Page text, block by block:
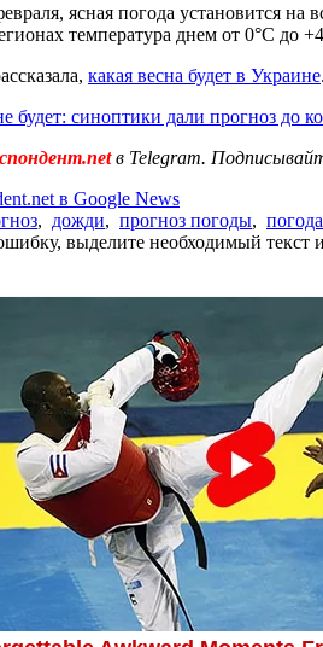
ясная погода установится
температура днем от 0°C до
какая весна будет в Украине
будет: синоптики дали прогноз до
в Telegram.
в Google News
, дожди, прогноз погоды,
выделите необходимый